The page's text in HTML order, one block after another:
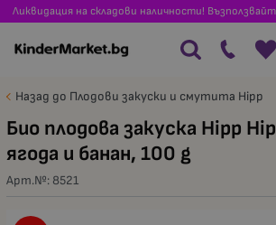
Ликвидация на складови наличности!
Назад до Плодови закуски и смутита Hipp
Био плодова закуска Hipp
ягода и банан, 100 g
Арт.№: 8521